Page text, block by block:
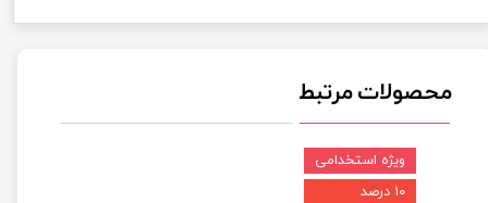
محصولات مرتبط
ویژه استخدامی
۱۰ درصد